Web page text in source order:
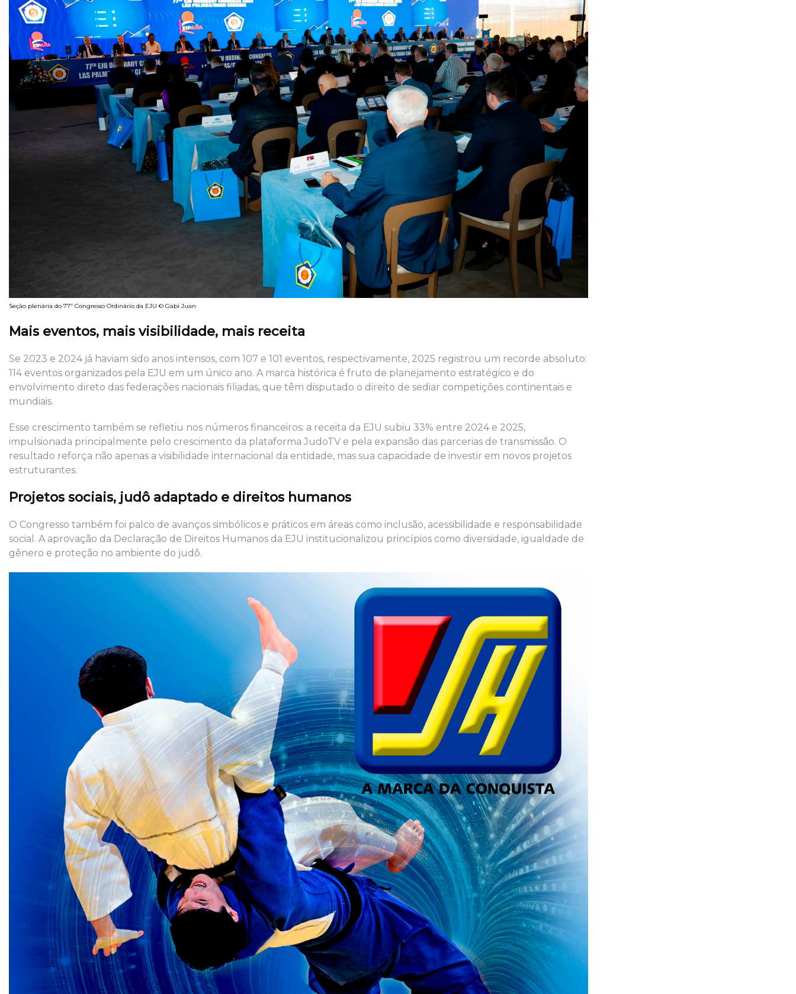
Seção plenária do 77º Congresso Ordinário da EJU © Gabi Juan
Mais eventos, mais visibilidade, mais receita
Se 2023 e 2024 já haviam sido anos intensos, com 107 e 101 eventos, respectivamente, 2025 registrou um recorde absoluto:
114 eventos organizados pela EJU em um único ano. A marca histórica é fruto de planejamento estratégico e do
envolvimento direto das federações nacionais filiadas, que têm disputado o direito de sediar competições continentais e
mundiais.
Esse crescimento também se refletiu nos números financeiros: a receita da EJU subiu 33% entre 2024 e 2025,
impulsionada principalmente pelo crescimento da plataforma JudoTV e pela expansão das parcerias de transmissão. O
resultado reforça não apenas a visibilidade internacional da entidade, mas sua capacidade de investir em novos projetos
estruturantes.
Projetos sociais, judô adaptado e direitos humanos
O Congresso também foi palco de avanços simbólicos e práticos em áreas como inclusão, acessibilidade e responsabilidade
social. A aprovação da Declaração de Direitos Humanos da EJU institucionalizou princípios como diversidade, igualdade de
gênero e proteção no ambiente do judô.